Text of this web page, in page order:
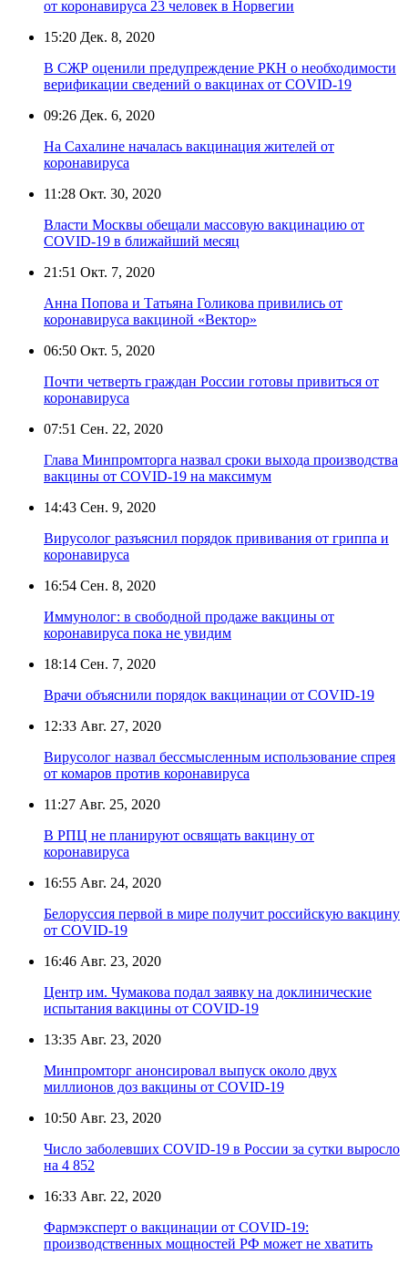
от коронавируса 23 человек в Норвегии
15:20 Дек. 8, 2020
В СЖР оценили предупреждение РКН о необходимости
верификации сведений о вакцинах от COVID-19
09:26 Дек. 6, 2020
На Сахалине началась вакцинация жителей от
коронавируса
11:28 Окт. 30, 2020
Власти Москвы обещали массовую вакцинацию от
COVID-19 в ближайший месяц
21:51 Окт. 7, 2020
Анна Попова и Татьяна Голикова привились от
коронавируса вакциной «Вектор»
06:50 Окт. 5, 2020
Почти четверть граждан России готовы привиться от
коронавируса
07:51 Сен. 22, 2020
Глава Минпромторга назвал сроки выхода производства
вакцины от COVID-19 на максимум
14:43 Сен. 9, 2020
Вирусолог разъяснил порядок прививания от гриппа и
коронавируса
16:54 Сен. 8, 2020
Иммунолог: в свободной продаже вакцины от
коронавируса пока не увидим
18:14 Сен. 7, 2020
Врачи объяснили порядок вакцинации от COVID-19
12:33 Авг. 27, 2020
Вирусолог назвал бессмысленным использование спрея
от комаров против коронавируса
11:27 Авг. 25, 2020
В РПЦ не планируют освящать вакцину от
коронавируса
16:55 Авг. 24, 2020
Белоруссия первой в мире получит российскую вакцину
от COVID-19
16:46 Авг. 23, 2020
Центр им. Чумакова подал заявку на доклинические
испытания вакцины от COVID-19
13:35 Авг. 23, 2020
Минпромторг анонсировал выпуск около двух
миллионов доз вакцины от COVID-19
10:50 Авг. 23, 2020
Число заболевших COVID-19 в России за сутки выросло
на 4 852
16:33 Авг. 22, 2020
Фармэксперт о вакцинации от COVID-19:
производственных мощностей РФ может не хватить